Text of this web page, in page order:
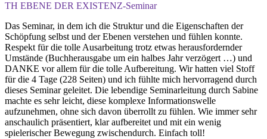
TH EBENE DER EXISTENZ-Seminar
Das Seminar, in dem ich die Struktur und die Eigenschaften der
Schöpfung selbst und der Ebenen verstehen und fühlen konnte.
Respekt für die tolle Ausarbeitung trotz etwas herausfordernder
Umstände (Buchherausgabe um ein halbes Jahr verzögert …) und
DANKE vor allem für die tolle Aufbereitung. Wir hatten viel Stoff
für die 4 Tage (228 Seiten) und ich fühlte mich hervorragend durch
dieses Seminar geleitet. Die lebendige Seminarleitung durch Sabine
machte es sehr leicht, diese komplexe Informationswelle
aufzunehmen, ohne sich davon überrollt zu fühlen. Wie immer sehr
anschaulich präsentiert, klar aufbereitet und mit ein wenig
spielerischer Bewegung zwischendurch. Einfach toll!